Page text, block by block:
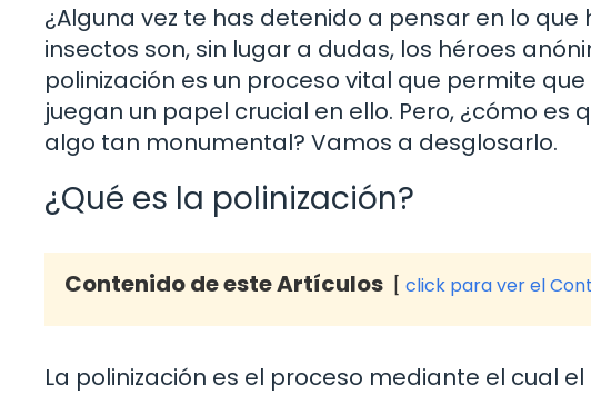
¿Alguna vez te has detenido a pensar en lo
insectos son, sin lugar a dudas, los héroes
polinización es un proceso vital que permite
juegan un papel crucial en ello. Pero, ¿cómo
algo tan monumental? Vamos a desglosarlo.
¿Qué es la polinización?
Contenido de este Artículos click para ver el
La polinización es el proceso mediante el cual